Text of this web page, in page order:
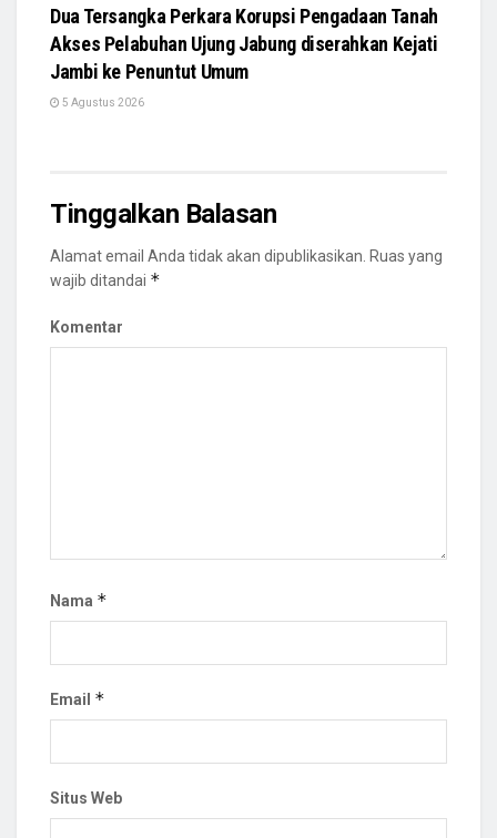
Dua Tersangka Perkara Korupsi Pengadaan Tanah
Akses Pelabuhan Ujung Jabung diserahkan Kejati
Jambi ke Penuntut Umum
5 Agustus 2026
Tinggalkan Balasan
Alamat email Anda tidak akan dipublikasikan. Ruas yang
wajib ditandai *
Komentar
Nama *
Email *
Situs Web